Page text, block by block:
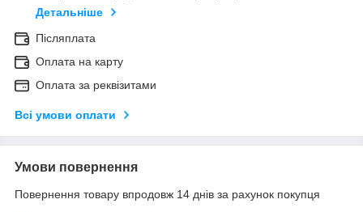
Детальніше
Післяплата
Оплата на карту
Оплата за реквізитами
Всі умови оплати
Умови повернення
Повернення товару впродовж 14 днів за рахунок покупця